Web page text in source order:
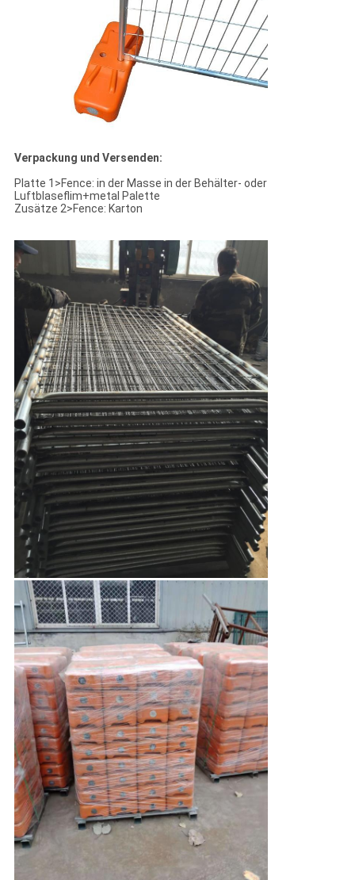
Verpackung und Versenden:
Platte 1>Fence: in der Masse in der Behälter- oder
Luftblaseflim+metal Palette
Zusätze 2>Fence: Karton